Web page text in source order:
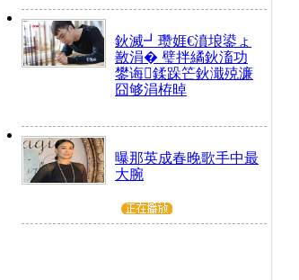
鈥滅┛瓒娾€濆埌鍙ょ
敾涓� 璧拌繘鈥滀功
鐢诲鍒跺笀鈥濈殑濂
囧够涓栫晫
曝那英成春晚歌手中最
大腕